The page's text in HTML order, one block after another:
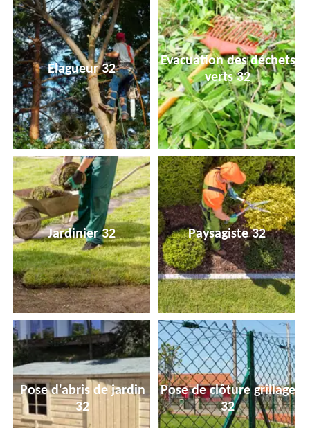
Elagueur 32
Evacuation des déchets
verts 32
Jardinier 32 Paysagiste 32
Pose d'abris de jardin
32
Pose de clôture grillage
32